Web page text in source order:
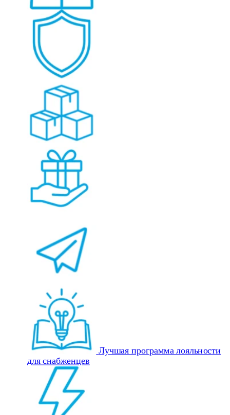
Лучшая программа лояльности
для снабженцев